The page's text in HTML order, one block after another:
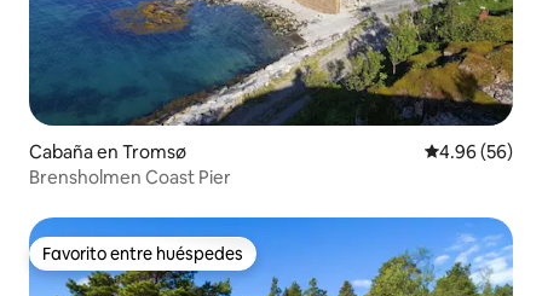
Cabaña en Tromsø Calificación
4.96 (56)
Brensholmen Coast Pier
Favorito entre huéspedes
Favorito entre huéspedes